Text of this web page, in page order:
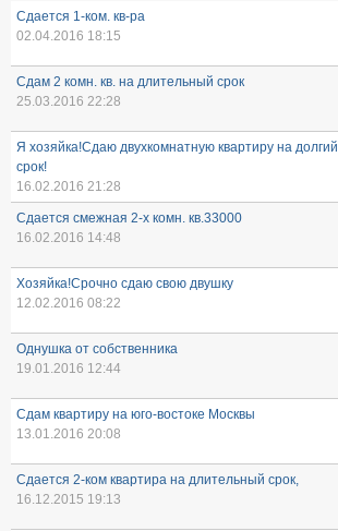
Сдается 1-ком. кв-ра
02.04.2016 18:15
Сдам 2 комн. кв. на длительный срок
25.03.2016 22:28
Я хозяйка!Сдаю двухкомнатную квартиру на долгий
срок!
16.02.2016 21:28
Сдается смежная 2-х комн. кв.33000
16.02.2016 14:48
Хозяйка!Срочно сдаю свою двушку
12.02.2016 08:22
Однушка от собственника
19.01.2016 12:44
Сдам квартиру на юго-востоке Москвы
13.01.2016 20:08
Сдается 2-ком квартира на длительный срок,
16.12.2015 19:13